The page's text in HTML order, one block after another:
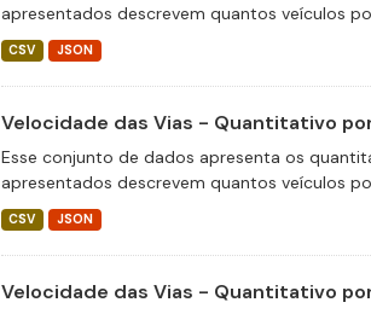
apresentados descrevem quantos veículos
CSV JSON
Velocidade das Vias - Quantitativo
Esse conjunto de dados apresenta os
apresentados descrevem quantos veículos
CSV JSON
Velocidade das Vias - Quantitativo